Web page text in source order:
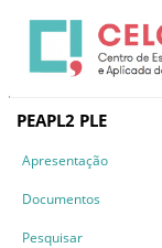
PEAPL2 PLE
Apresentação
Documentos
Pesquisar